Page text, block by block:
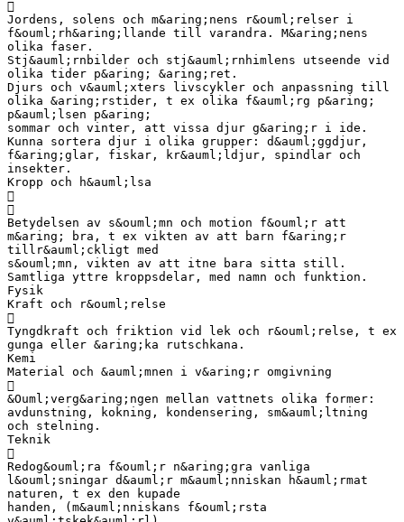

Jordens, solens och m&aring;nens r&ouml;relser i
f&ouml;rh&aring;llande till varandra. M&aring;nens
olika faser.
Stj&auml;rnbilder och stj&auml;rnhimlens utseende vid
olika tider p&aring; &aring;ret.
Djurs och v&auml;xters livscykler och anpassning till
olika &aring;rstider, t ex olika f&auml;rg p&aring;
p&auml;lsen p&aring;
sommar och vinter, att vissa djur g&aring;r i ide.
Kunna sortera djur i olika grupper: d&auml;ggdjur,
f&aring;glar, fiskar, kr&auml;ldjur, spindlar och
insekter.
Kropp och h&auml;lsa


Betydelsen av s&ouml;mn och motion f&ouml;r att
m&aring; bra, t ex vikten av att barn f&aring;r
tillr&auml;ckligt med
s&ouml;mn, vikten av att itne bara sitta still.
Samtliga yttre kroppsdelar, med namn och funktion.
Fysik
Kraft och r&ouml;relse

Tyngdkraft och friktion vid lek och r&ouml;relse, t ex
gunga eller &aring;ka rutschkana.
Kemi
Material och &auml;mnen i v&aring;r omgivning

&Ouml;verg&aring;ngen mellan vattnets olika former:
avdunstning, kokning, kondensering, sm&auml;ltning
och stelning.
Teknik

Redog&ouml;ra f&ouml;r n&aring;gra vanliga
l&ouml;sningar d&auml;r m&auml;nniskan h&auml;rmat
naturen, t ex den kupade
handen, (m&auml;nniskans f&ouml;rsta